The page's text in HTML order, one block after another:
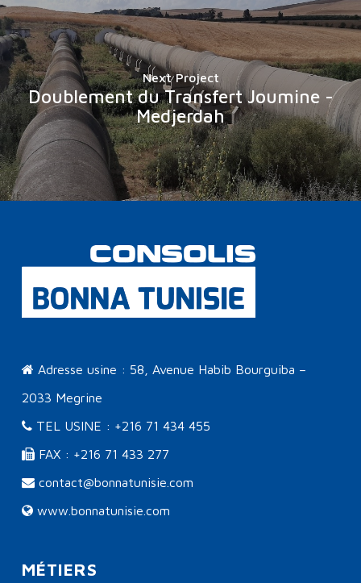
Next Project
Doublement du Transfert Joumine -
Medjerdah
Adresse usine : 58, Avenue Habib Bourguiba –
2033 Megrine
TEL USINE : +216 71 434 455
FAX : +216 71 433 277
contact@bonnatunisie.com
www.bonnatunisie.com
MÉTIERS